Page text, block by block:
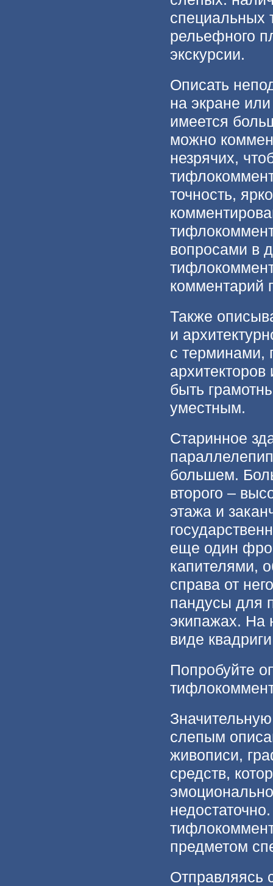
специальных
рельефного
экскурсии.
Описать
на экране
имеется
можно
незрячих,
точность,
вопросами в
комментарий
Также
и
с терминами,
быть
уместным.
Старинное
большем.
второго –
этажа и
еще один
капителями,
справа от
пандусы для
экипажах. На
виде
Попробуйте
слепым
живописи,
средств,
предметом
Отправляясь